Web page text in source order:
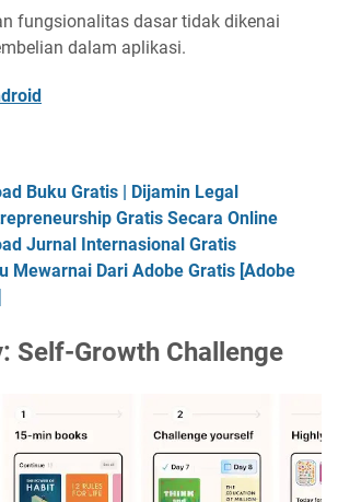
fungsionalitas dasar tidak dikenai
dalam aplikasi.
Buku Gratis | Dijamin Legal
Gratis Secara Online
Jurnal Internasional Gratis
Mewarnai Dari Adobe Gratis [Adobe
Self-Growth Challenge